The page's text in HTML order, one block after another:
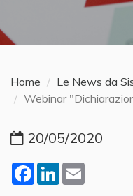
Home
Le News da
Webinar
20/05/2020
Facebook
LinkedIn